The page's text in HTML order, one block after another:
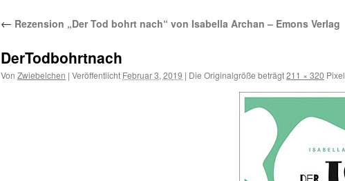
← Rezension „Der Tod bohrt nach“ von Isabella Archan – Emons Verlag
DerTodbohrtnach
Von Zwiebelchen | Veröffentlicht Februar 3, 2019 | Die Originalgröße beträgt211 × 320 Pixel